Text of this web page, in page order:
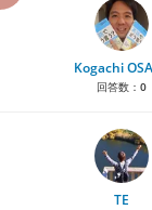
Kogachi
回答数： 0
TE